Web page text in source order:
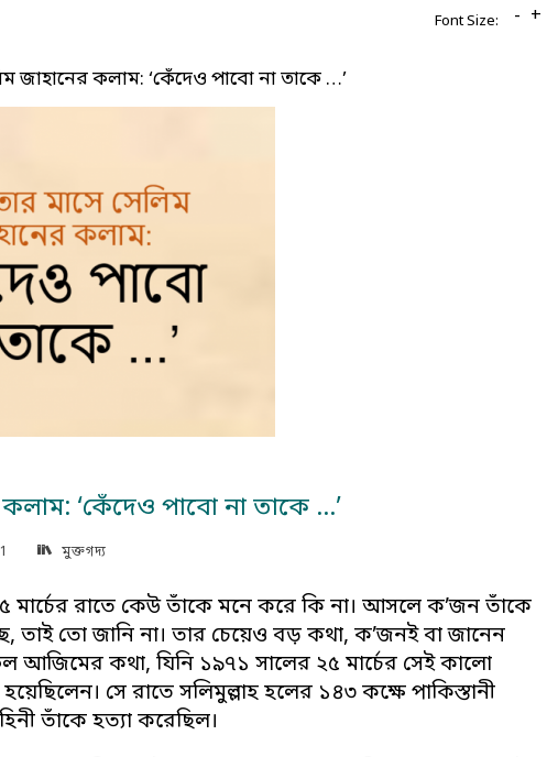
জাহানের কলাম: ‘কেঁদেও পাবো না তাকে …’
কলাম: ‘কেঁদেও পাবো না তাকে …’
মুক্তগদ্য
মার্চের রাতে কেউ তাঁকে মনে করে কি না। আসলে ক’জন তাঁকে
তাই তো জানি না। তার চেয়েও বড় কথা, ক’জনই বা জানেন
আজিমের কথা, যিনি ১৯৭১ সালের ২৫ মার্চের সেই কালো
সে রাতে সলিমুল্লাহ হলের ১৪৩ কক্ষে পাকিস্তানী
তাঁকে হত্যা করেছিল।
Font Size: - +